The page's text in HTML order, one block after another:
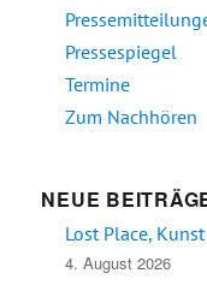
Pressespiegel
Termine
Zum Nachhören
NEUE
Lost Place,
4. August 2026